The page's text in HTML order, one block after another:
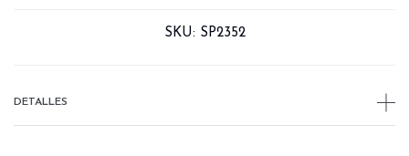
SKU: SP2352
DETALLES